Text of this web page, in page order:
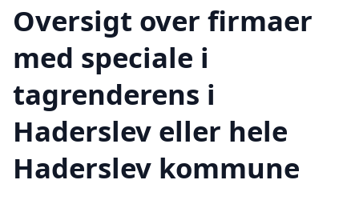
Oversigt over firmaer
med speciale i
tagrenderens i
Haderslev eller hele
Haderslev kommune